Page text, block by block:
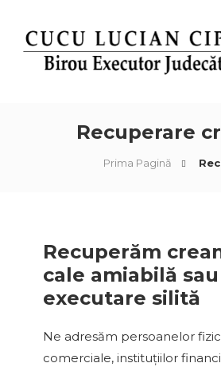
Recuperare
Prima Pagină
Recuperăm
cale amiabilă
executare silită
Ne adresăm persoanelor
comerciale, instituțiilor